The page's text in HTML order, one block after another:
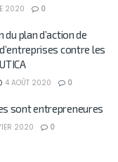
2020 0
plan d’action de
contre les
4 AOÛT 2020 0
sont entrepreneures
2020 0